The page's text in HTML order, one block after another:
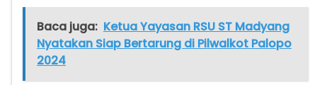
Baca juga: Ketua Yayasan RSU ST Madyang
Nyatakan Siap Bertarung di Pilwalkot Palopo
2024